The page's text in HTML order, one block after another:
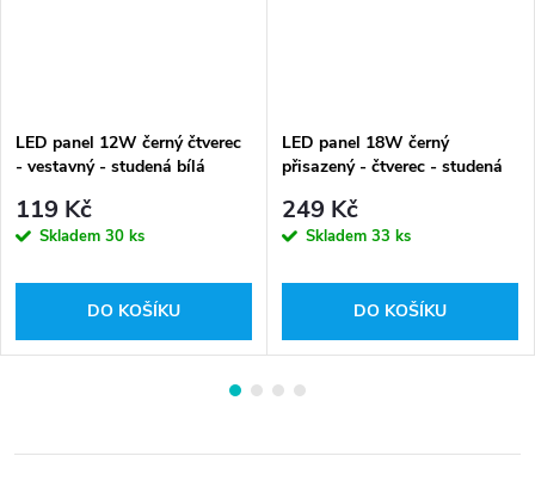
LED panel 12W černý čtverec
- vestavný - studená bílá
119 Kč
Skladem 30 ks
DO KOŠÍKU
LED panel 18W černý
přisazený - čtverec - studená
249 Kč
Skladem 33 ks
DO KOŠÍKU